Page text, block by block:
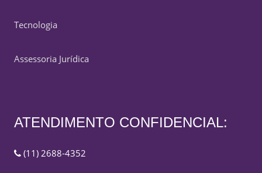
Tecnologia
Assessoria Jurídica
ATENDIMENTO CONFIDENCIAL:
(11) 2688-4352